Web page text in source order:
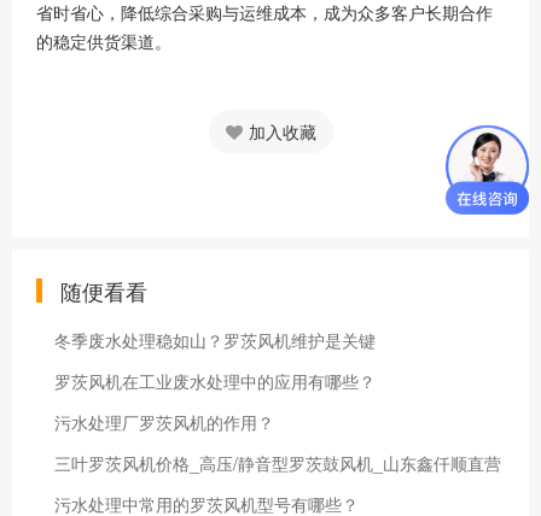
省时省心，降低综合采购与运维成本，成为众多客户长期合作
的稳定供货渠道。
加入收藏
随便看看
冬季废水处理稳如山？罗茨风机维护是关键
罗茨风机在工业废水处理中的应用有哪些？
污水处理厂罗茨风机的作用？
三叶罗茨风机价格_高压/静音型罗茨鼓风机_山东鑫仟顺直营
污水处理中常用的罗茨风机型号有哪些？